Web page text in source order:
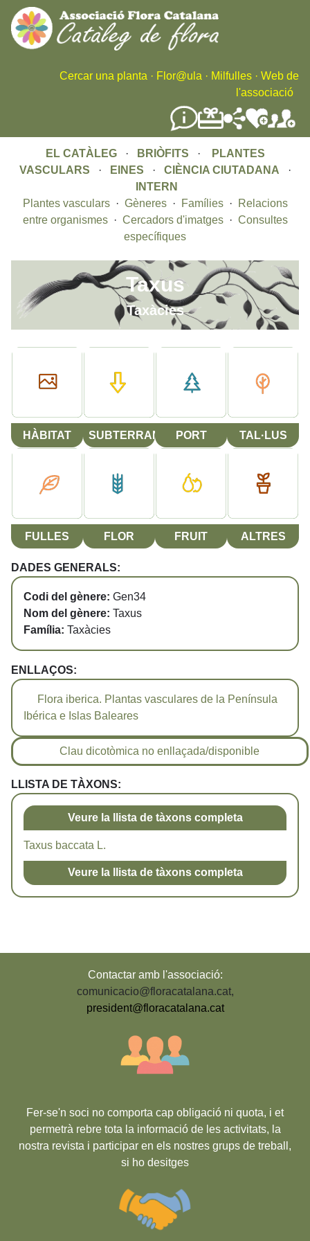
Skip
to
main
content
Cercar una planta · Flor@ula · Milfulles · Web de
l'associació
EL CATÀLEG· BRIÒFITS ·
PLANTES
VASCULARS · EINES · CIÈNCIA CIUTADANA ·
INTERN
Plantes vasculars· Gèneres· Famílies·
Relacions
entre organismes· Cercadors d'imatges· Consultes
específiques
Taxus
Taxàcies
HÀBITAT SUBTERRANI PORT TAL·LUS
FULLES FLOR FRUIT ALTRES
DADES GENERALS:
Codi del gènere: Gen34
Nom del gènere: Taxus
Família: Taxàcies
ENLLAÇOS:
Flora iberica. Plantas vasculares de la Península
Ibérica e Islas Baleares
Clau dicotòmica no enllaçada/disponible
LLISTA DE TÀXONS:
Veure la llista de tàxons completa
Taxus baccata L.
Veure la llista de tàxons completa
Contactar amb l'associació:
comunicacio@floracatalana.cat,
president@floracatalana.cat
Fer-se'n soci no comporta cap obligació ni quota, i et
permetrà rebre tota la informació de les activitats, la
nostra revista i participar en els nostres grups de treball,
si ho desitges